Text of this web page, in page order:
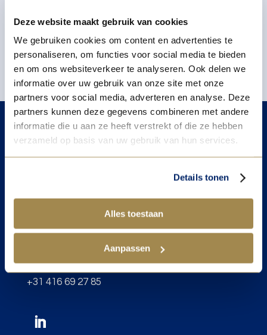
Deze website maakt gebruik van cookies
We gebruiken cookies om content en advertenties te
personaliseren, om functies voor social media te bieden
en om ons websiteverkeer te analyseren. Ook delen we
informatie over uw gebruik van onze site met onze
partners voor social media, adverteren en analyse. Deze
partners kunnen deze gegevens combineren met andere
informatie die u aan ze heeft verstrekt of die ze hebben
verzameld op basis van uw gebruik van hun services.
Details tonen
Alles toestaan
Aanpassen
Head office
4261 TW Wijk en Aalburg
+31 416 69 27 85